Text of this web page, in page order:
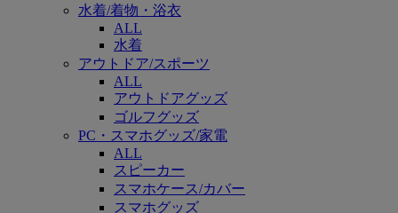
水着/着物・浴衣
ALL
水着
アウトドア/スポーツ
ALL
アウトドアグッズ
ゴルフグッズ
PC・スマホグッズ/家電
ALL
スピーカー
スマホケース/カバー
スマホグッズ